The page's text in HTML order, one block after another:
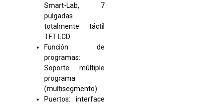
Smart-Lab, 7
pulgadas
totalmente táctil
TFT LCD
Función de
programas:
Soporte múltiple
programa
(multisegmento)
Puertos: interface